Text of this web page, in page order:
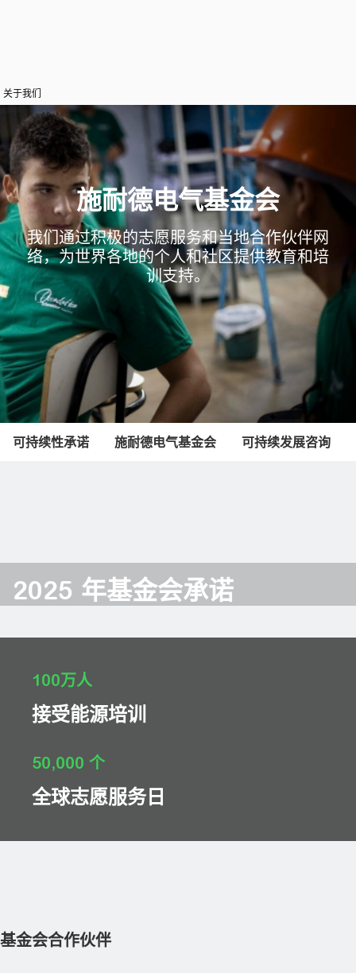
关于我们
施耐德电气基金会
我们通过积极的志愿服务和当地合作伙伴网
络，为世界各地的个人和社区提供教育和培
训支持。
可持续性承诺 施耐德电气基金会 可持续发展咨询
2025 年基金会承诺
100万人
接受能源培训
50,000 个
全球志愿服务日
基金会合作伙伴